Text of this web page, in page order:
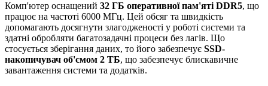
Комп'ютер оснащений 32 ГБ оперативної пам'яті DDR5, що
працює на частоті 6000 МГц. Цей обсяг та швидкість
допомагають досягнути злагодженості у роботі системи та
здатні обробляти багатозадачні процеси без лагів. Що
стосується зберігання даних, то його забезпечує SSD-
накопичувач об'ємом 2 ТБ, що забезпечує блискавичне
завантаження системи та додатків.